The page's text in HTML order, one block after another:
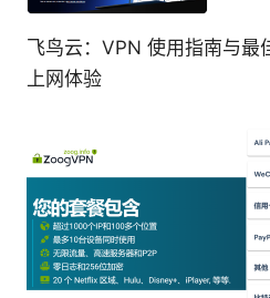
飞鸟云：VPN 使用指南与最
上网体验